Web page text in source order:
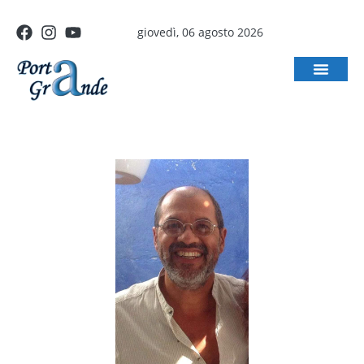
giovedì, 06 agosto 2026